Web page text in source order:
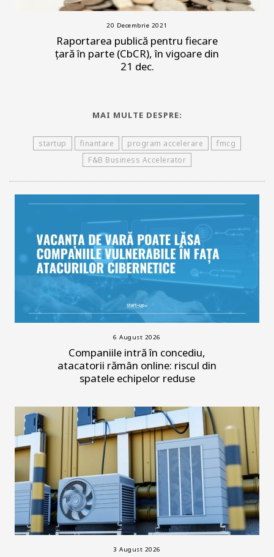
20 Decembrie 2021
Raportarea publică pentru fiecare
țară în parte (CbCR), în vigoare din
21 dec.
MAI MULTE DESPRE:
startup finantare program accelerare
fmcg
F&B Business Accelerator
6 August 2026
Companiile intră în concediu,
atacatorii rămân online: riscul din
spatele echipelor reduse
3 August 2026